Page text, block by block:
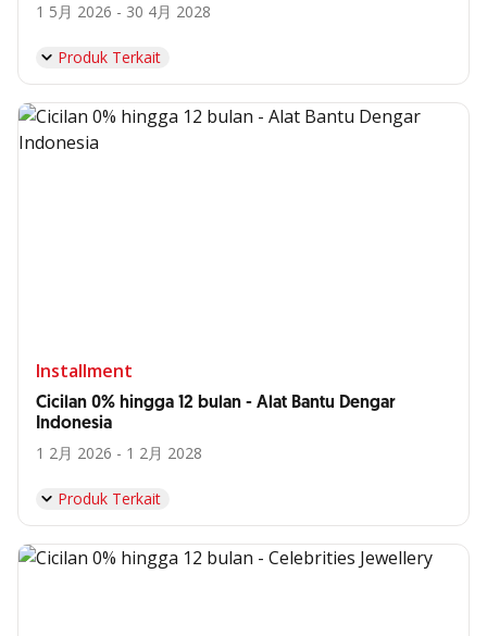
1 5月 2026 - 30 4月 2028
Produk Terkait
Installment
Cicilan 0% hingga 12 bulan - Alat Bantu Dengar
Indonesia
1 2月 2026 - 1 2月 2028
Produk Terkait